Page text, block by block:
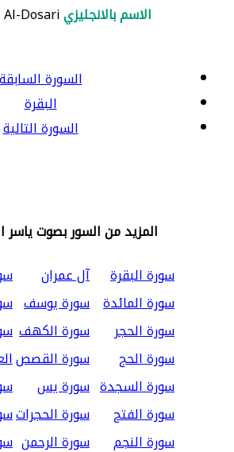
الاسم بالانجليزيAl-Dosari
السورة
البقرة
السورة التالية
المزيد من السور بصوت ياسر
سورة البقرة
آل عمران
سورة المائدة سورة يوسف
سورة الحجر
سورة الكهف
سورة الحج
سورة القصص
سورة السجدة سورة يس
سورة الفتح
سورة الحجرات
سورة النجم
سورة الرحمن